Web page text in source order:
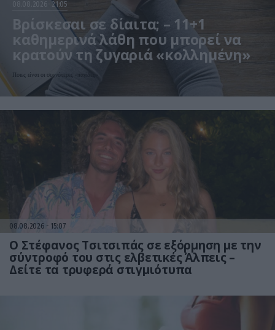
08.08.2026 21:05
Βρίσκεσαι σε δίαιτα; – 11+1
καθημερινά λάθη που μπορεί να
κρατούν τη ζυγαριά «κολλημένη»
Ποιες είναι οι συχνότερες «παγίδες»
08.08.2026 15:07
Ο Στέφανος Τσιτσιπάς σε εξόρμηση με την
σύντροφό του στις ελβετικές Άλπεις –
Δείτε τα τρυφερά στιγμιότυπα